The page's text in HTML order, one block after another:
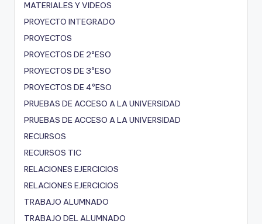
MATERIALES Y VIDEOS
PROYECTO INTEGRADO
PROYECTOS
PROYECTOS DE 2ºESO
PROYECTOS DE 3ºESO
PROYECTOS DE 4ºESO
PRUEBAS DE ACCESO A LA UNIVERSIDAD
PRUEBAS DE ACCESO A LA UNIVERSIDAD
RECURSOS
RECURSOS TIC
RELACIONES EJERCICIOS
RELACIONES EJERCICIOS
TRABAJO ALUMNADO
TRABAJO DEL ALUMNADO